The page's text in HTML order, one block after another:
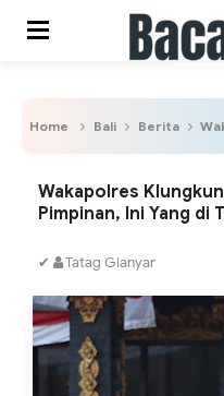
Home Bali Berita
Wakapolres
Pimpinan, Ini Yang di
✔ Tatag Gianyar